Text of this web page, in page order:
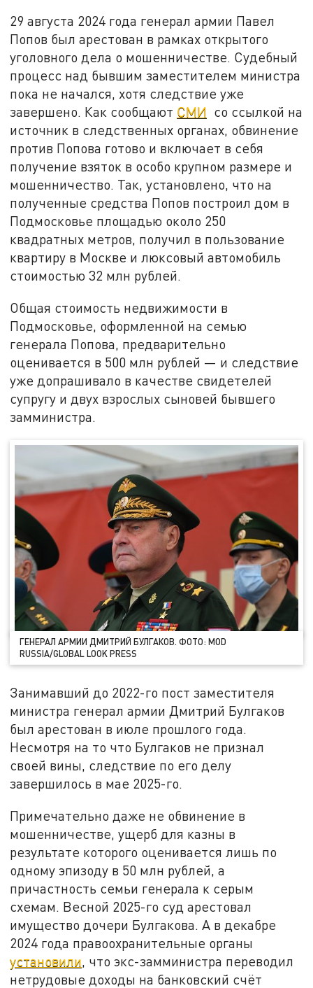
29 августа 2024 года генерал армии Павел
Попов был арестован в рамках открытого
уголовного дела о мошенничестве. Судебный
процесс над бывшим заместителем министра
пока не начался, хотя следствие уже
завершено. Как сообщают СМИ со ссылкой на
источник в следственных органах, обвинение
против Попова готово и включает в себя
получение взяток в особо крупном размере и
мошенничество. Так, установлено, что на
полученные средства Попов построил дом в
Подмосковье площадью около 250
квадратных метров, получил в пользование
квартиру в Москве и люксовый автомобиль
стоимостью 32 млн рублей.
Общая стоимость недвижимости в
Подмосковье, оформленной на семью
генерала Попова, предварительно
оценивается в 500 млн рублей — и следствие
уже допрашивало в качестве свидетелей
супругу и двух взрослых сыновей бывшего
замминистра.
ГЕНЕРАЛ АРМИИ ДМИТРИЙ БУЛГАКОВ. ФОТО: MOD
RUSSIA/GLOBAL LOOK PRESS
Занимавший до 2022-го пост заместителя
министра генерал армии Дмитрий Булгаков
был арестован в июле прошлого года.
Несмотря на то что Булгаков не признал
своей вины, следствие по его делу
завершилось в мае 2025-го.
Примечательно даже не обвинение в
мошенничестве, ущерб для казны в
результате которого оценивается лишь по
одному эпизоду в 50 млн рублей, а
причастность семьи генерала к серым
схемам. Весной 2025-го суд арестовал
имущество дочери Булгакова. А в декабре
2024 года правоохранительные органы
установили, что экс-замминистра переводил
нетрудовые доходы на банковский счёт